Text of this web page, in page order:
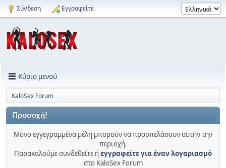
Σύνδεση Εγγραφείτε
Κύριο μενού
KaloSex Forum
Προσοχή!
Μόνο εγγεγραμμένα μέλη μπορούν να προσπελάσουν αυτήν την
περιοχή.
Παρακαλούμε συνδεθείτε ήεγγραφείτε για έναν λογαριασμό
στο KaloSex Forum